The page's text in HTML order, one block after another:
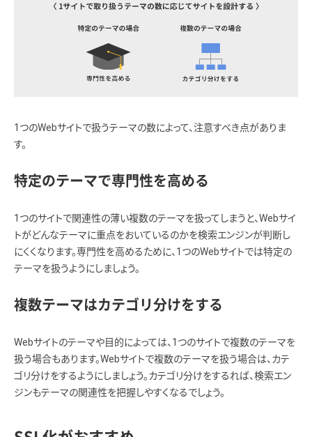
1つのWebサイトで扱うテーマの数によって、注意すべき点がありま
す。
特定のテーマで専門性を高める
1つのサイトで関連性の薄い複数のテーマを扱ってしまうと、Webサイ
トがどんなテーマに重点をおいているのかを検索エンジンが判断し
にくくなります。専門性を高めるために、1つのWebサイトでは特定の
テーマを扱うようにしましょう。
複数テーマはカテゴリ分けをする
Webサイトのテーマや目的によっては、1つのサイトで複数のテーマを
扱う場合もあります。Webサイトで複数のテーマを扱う場合は、カテ
ゴリ分けをするようにしましょう。カテゴリ分けをするれば、検索エン
ジンもテーマの関連性を把握しやすくなるでしょう。